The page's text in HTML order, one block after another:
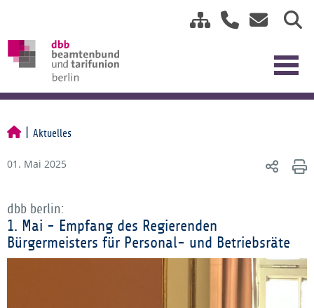
Aktuelles
01. Mai 2025
dbb berlin:
1. Mai - Empfang des Regierenden
Bürgermeisters für Personal- und Betriebsräte